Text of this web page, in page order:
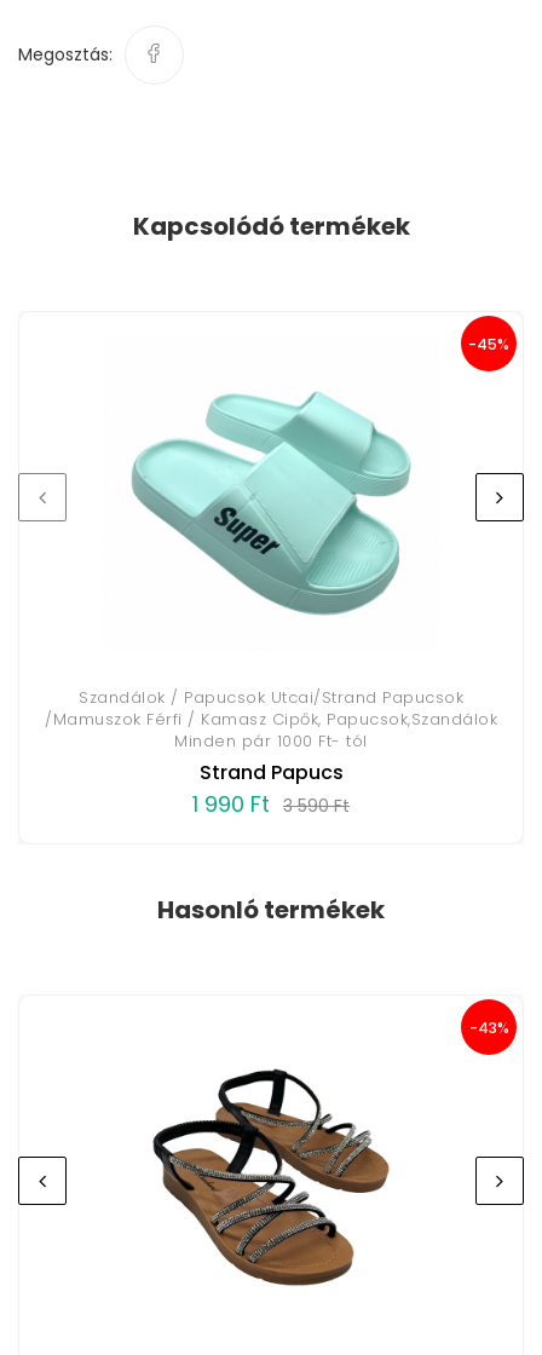
Megosztás:
Kapcsolódó termékek
-45%
Szandálok / Papucsok Utcai/Strand Papucsok
/Mamuszok Férfi / Kamasz Cipők, Papucsok,Szandálok
Minden pár 1000 Ft- tól
Strand Papucs
1 990 Ft 3 590 Ft
Hasonló termékek
-43%